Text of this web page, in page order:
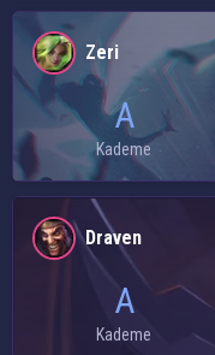
Zeri
A
Kademe
Draven
A
Kademe